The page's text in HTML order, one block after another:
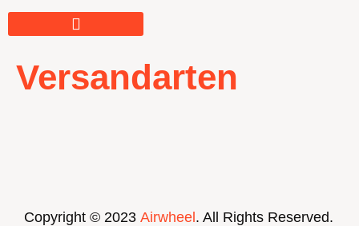
Versandarten
Copyright © 2023 Airwheel. All Rights Reserved.